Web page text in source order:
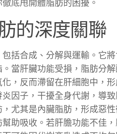
底甩開體脂肪的困擾。
的深度關聯
括合成、分解與運輸。它
當肝臟功能受損，脂肪分解
，反而滯留在肝細胞中，
因子，干擾全身代謝，導
尤其是內臟脂肪，形成惡
助吸收。若肝膽功能不佳